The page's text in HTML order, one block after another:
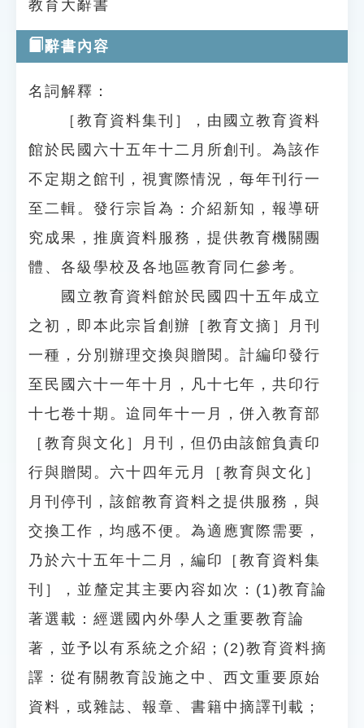
教育大辭書
辭書內容
名詞解釋：
［教育資料集刊］，由國立教育資料
館於民國六十五年十二月所創刊。為該作
不定期之館刊，視實際情況，每年刊行一
至二輯。發行宗旨為：介紹新知，報導研
究成果，推廣資料服務，提供教育機關團
體、各級學校及各地區教育同仁參考。
國立教育資料館於民國四十五年成立
之初，即本此宗旨創辦［教育文摘］月刊
一種，分別辦理交換與贈閱。計編印發行
至民國六十一年十月，凡十七年，共印行
十七卷十期。迨同年十一月，併入教育部
［教育與文化］月刊，但仍由該館負責印
行與贈閱。六十四年元月［教育與文化］
月刊停刊，該館教育資料之提供服務，與
交換工作，均感不便。為適應實際需要，
乃於六十五年十二月，編印［教育資料集
刊］，並釐定其主要內容如次：(1)教育論
著選載：經選國內外學人之重要教育論
著，並予以有系統之介紹；(2)教育資料摘
譯：從有關教育設施之中、西文重要原始
資料，或雜誌、報章、書籍中摘譯刊載；